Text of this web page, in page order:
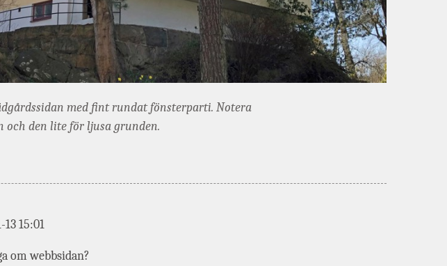
med fint rundat fönsterparti. Notera
och den lite för ljusa grunden.
13 15:01
om webbsidan?